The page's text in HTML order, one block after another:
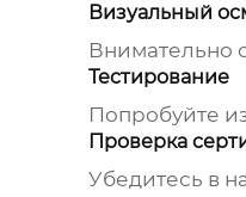
Визуальный
Внимательно
Тестирование
Попробуйте
Проверка
Убедитесь в